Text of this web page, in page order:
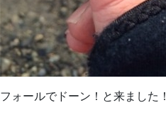
フォールでドーン！と来ました！